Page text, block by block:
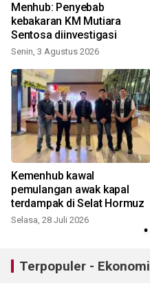
Menhub: Penyebab
kebakaran KM Mutiara
Sentosa diinvestigasi
Senin, 3 Agustus 2026
Kemenhub kawal
pemulangan awak kapal
terdampak di Selat Hormuz
Selasa, 28 Juli 2026
Terpopuler - Ekonomi